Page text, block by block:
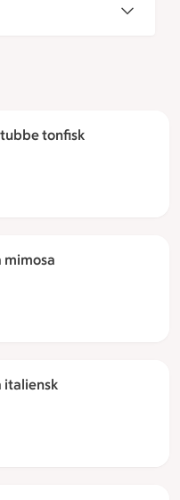
tonfisk
italiensk